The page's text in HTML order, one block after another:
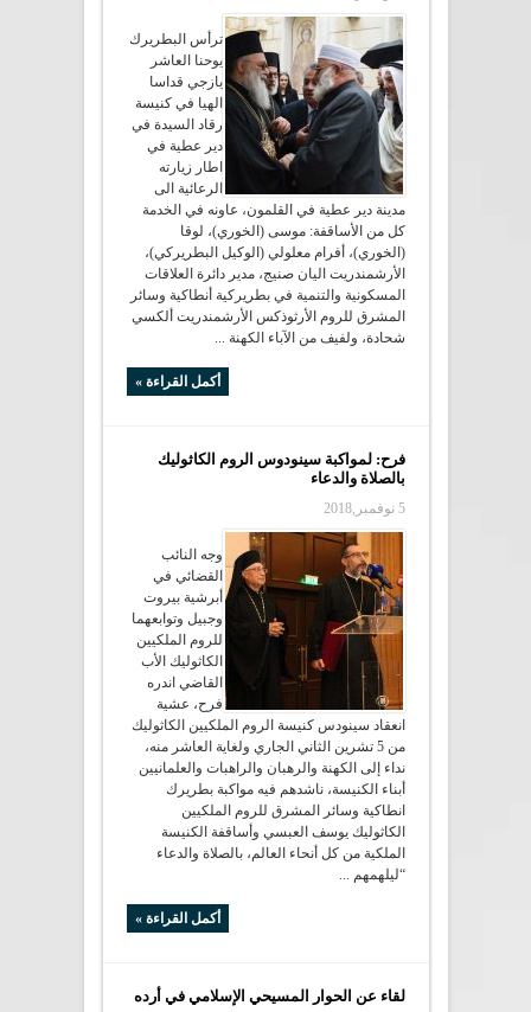
ترأس البطريرك
يوحنا العاشر
يازجي قداسا
الهيا في كنيسة
رقاد السيدة في
دير عطية في
اطار زيارته
الرعائية الى
مدينة دير عطية في القلمون، عاونه في الخدمة
كل من الأساقفة: موسى (الخوري)، لوقا
(الخوري)، أفرام معلولي (الوكيل البطريركي)،
الأرشمندريت اليان صنيج، مدير دائرة العلاقات
المسكونية والتنمية في بطريركية أنطاكية وسائر
المشرق للروم الأرثوذكس الأرشمندريت ألكسي
شحادة، ولفيف من الآباء الكهنة ...
أكمل القراءة »
فرح: لمواكبة سينودوس الروم الكاثوليك
بالصلاة والدعاء
5 نوفمبر,2018
وجه النائب
القضائي في
أبرشية بيروت
وجبيل وتوابعهما
للروم الملكيين
الكاثوليك الأب
القاضي اندره
فرح، عشية
انعقاد سينودس كنيسة الروم الملكيين الكاثوليك
من 5 تشرين الثاني الجاري ولغاية العاشر منه،
نداء إلى الكهنة والرهبان والراهبات والعلمانيين
أبناء الكنيسة، ناشدهم فيه مواكبة بطريرك
انطاكية وسائر المشرق للروم الملكيين
الكاثوليك يوسف العبسي وأساقفة الكنيسة
الملكية من كل أنحاء العالم، بالصلاة والدعاء
“ليلهمهم ...
أكمل القراءة »
لقاء عن الحوار المسيحي الإسلامي في أرده